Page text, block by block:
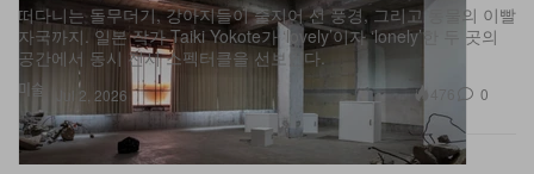
미술
떠다니는 돌무더기, 강아지들이 줄지어 선 풍경, 그리고 동물의 이빨
자국까지. 일본 작가 Taiki Yokote가 ‘lovely’이자 ‘lonely’한 두 곳의
공간에서 동시 전시 스펙터클을 선보인다.
Jul 2, 2026 0